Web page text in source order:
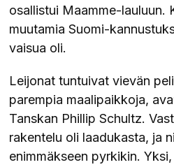
osallistui Maamme-lauluun.
muutamia Suomi-
vaisua oli.
Leijonat tuntuivat vievän
parempia maalipaikkoja,
Tanskan Phillip Schultz.
rakentelu oli laadukasta, ja
enimmäkseen pyrkikin.